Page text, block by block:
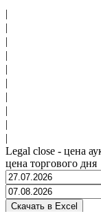
|
|
|
|
|
|
|
|
|
|
Legal close - цена
цена торгового дня